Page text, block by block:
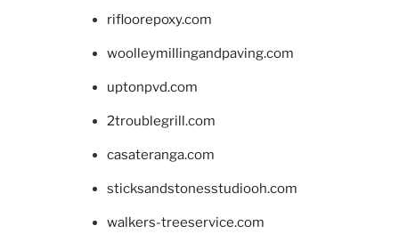
rifloorepoxy.com
woolleymillingandpaving.com
uptonpvd.com
2troublegrill.com
casateranga.com
sticksandstonesstudiooh.com
walkers-treeservice.com